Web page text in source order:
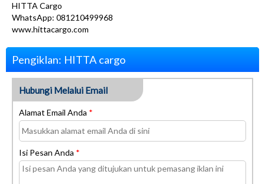
HITTA Cargo
WhatsApp: 081210499968
www.hittacargo.com
Pengiklan: HITTA cargo
Hubungi Melalui Email
Alamat Email Anda *
Isi Pesan Anda *